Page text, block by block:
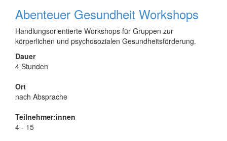
Abenteuer Gesundheit Workshops
Handlungsorientierte Workshops für Gruppen zur
körperlichen und psychosozialen Gesundheitsförderung.
Dauer
4 Stunden
Ort
nach Absprache
Teilnehmer:innen
4 - 15